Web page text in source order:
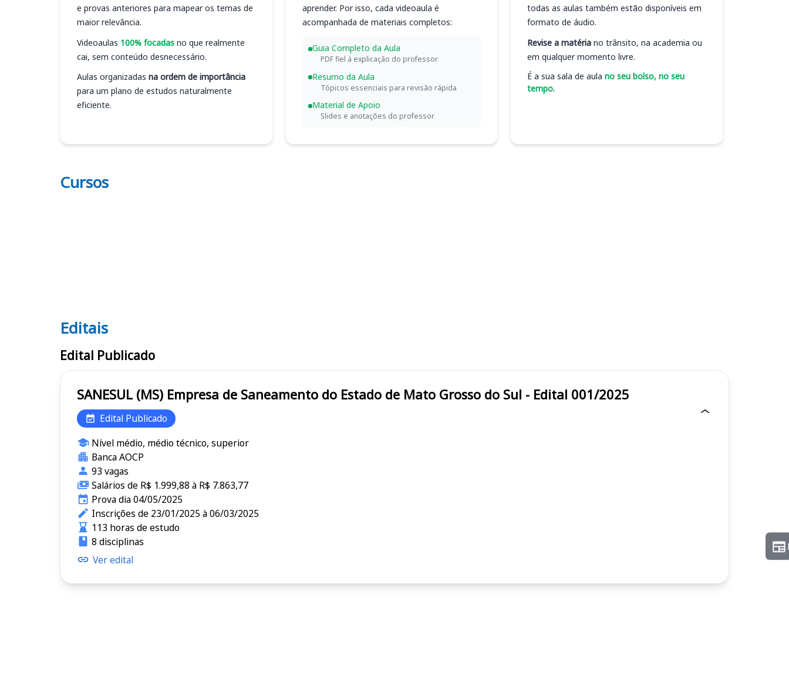
e provas anteriores para mapear os temas de
maior relevância.
Videoaulas 100% focadas no que realmente
cai, sem conteúdo desnecessário.
Aulas organizadas na ordem de importância
para um plano de estudos naturalmente
eficiente.
aprender. Por isso, cada videoaula é
acompanhada de materiais completos:
Guia Completo da Aula
PDF fiel à explicação do professor
Resumo da Aula
Tópicos essenciais para revisão rápida
Material de Apoio
Slides e anotações do professor
todas as aulas também estão disponíveis em
formato de áudio.
Revise a matéria no trânsito, na academia ou
em qualquer momento livre.
É a sua sala de aula no seu bolso, no seu
tempo.
Cursos
Editais SANESUL (MS)
Editais
Edital Publicado
SANESUL (MS) Empresa de Saneamento do Estado de Mato Grosso do Sul - Edital 001/2025
Edital Publicado
Nível médio, médio técnico, superior
Banca AOCP
93 vagas
Salários de R$ 1.999,88 à R$ 7.863,77
Prova dia 04/05/2025
Inscrições de 23/01/2025 à 06/03/2025
113 horas de estudo
8 disciplinas
Ver edital